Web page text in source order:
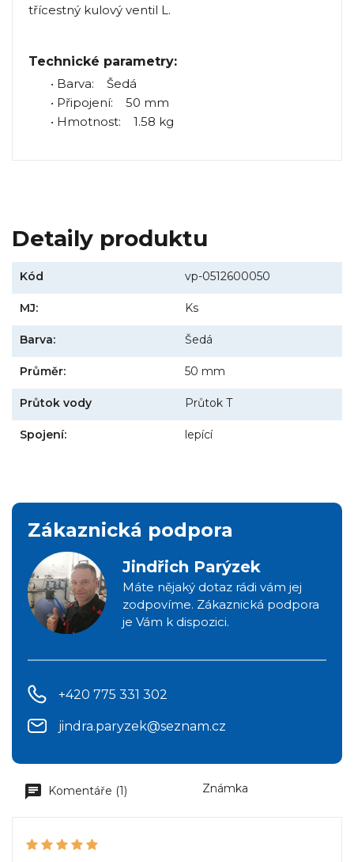
třícestný kulový ventil L.
Technické parametry:
• Barva: Šedá
• Připojení: 50 mm
• Hmotnost: 1.58 kg
Detaily produktu
Kód vp-0512600050
MJ: Ks
Barva: Šedá
Průměr: 50 mm
Průtok vody Průtok T
Spojení: lepící
Zákaznická podpora
Jindřich Parýzek
Máte nějaký dotaz rádi vám jej
zodpovíme. Zákaznická podpora
je Vám k dispozici.
+420 775 331 302
jindra.paryzek@seznam.cz
Komentáře (1) Známka